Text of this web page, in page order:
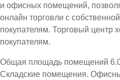
и офисных помещений,
онлайн торговли с
покупателям. Торговый центр
покупателям.
Общая площадь помещений
Складские помещения.